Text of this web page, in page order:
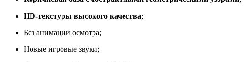
HD-текстуры высокого качества;
Без анимации осмотра;
Новые игровые звуки;